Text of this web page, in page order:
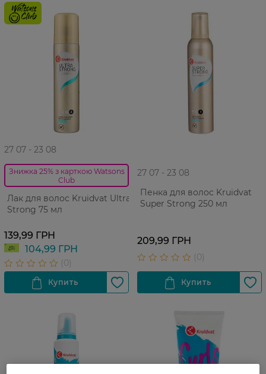
27 07 - 23 08
Знижка 25% з карткою Watsons
Club
Лак для волос Kruidvat Ultra
Strong 75 мл
139,99 ГРН
104,99 ГРН
27 07 - 23 08
Пенка для волос Kruidvat
Super Strong 250 мл
209,99 ГРН